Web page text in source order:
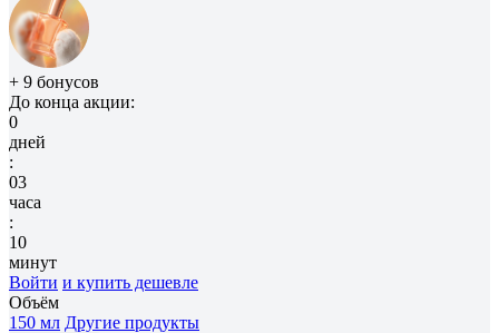
+ 9 бонусов
До конца акции:
0
дней
:
03
часа
:
10
минут
Войти и купить дешевле
Объём
150 мл Другие продукты